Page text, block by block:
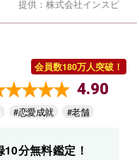
提供：株式会社インスピ
会員数180万人突破！
4.90
#恋愛成就 #老舗
分無料鑑定！